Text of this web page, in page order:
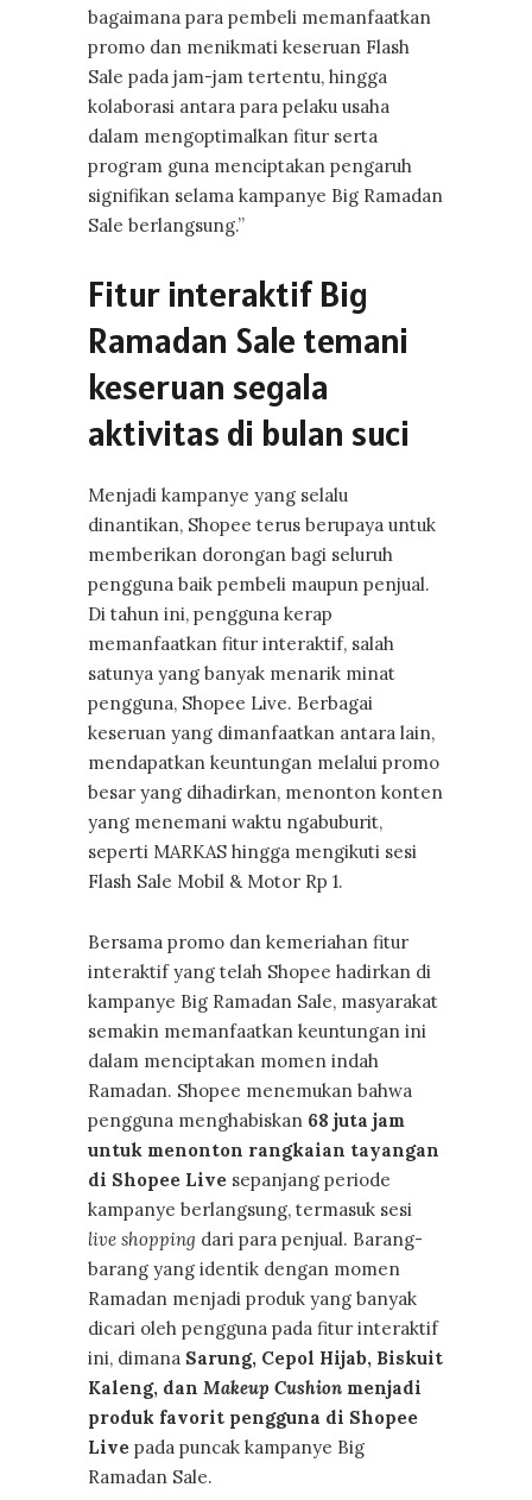
bagaimana para pembeli memanfaatkan
promo dan menikmati keseruan Flash
Sale pada jam-jam tertentu, hingga
kolaborasi antara para pelaku usaha
dalam mengoptimalkan fitur serta
program guna menciptakan pengaruh
signifikan selama kampanye Big Ramadan
Sale berlangsung.”
Fitur interaktif Big
Ramadan Sale temani
keseruan segala
aktivitas di bulan suci
Menjadi kampanye yang selalu
dinantikan, Shopee terus berupaya untuk
memberikan dorongan bagi seluruh
pengguna baik pembeli maupun penjual.
Di tahun ini, pengguna kerap
memanfaatkan fitur interaktif, salah
satunya yang banyak menarik minat
pengguna, Shopee Live. Berbagai
keseruan yang dimanfaatkan antara lain,
mendapatkan keuntungan melalui promo
besar yang dihadirkan, menonton konten
yang menemani waktu ngabuburit,
seperti MARKAS hingga mengikuti sesi
Flash Sale Mobil & Motor Rp 1.
Bersama promo dan kemeriahan fitur
interaktif yang telah Shopee hadirkan di
kampanye Big Ramadan Sale, masyarakat
semakin memanfaatkan keuntungan ini
dalam menciptakan momen indah
Ramadan. Shopee menemukan bahwa
pengguna menghabiskan 68 juta jam
untuk menonton rangkaian tayangan
di Shopee Live sepanjang periode
kampanye berlangsung, termasuk sesi
live shopping dari para penjual. Barang-
barang yang identik dengan momen
Ramadan menjadi produk yang banyak
dicari oleh pengguna pada fitur interaktif
ini, dimana Sarung, Cepol Hijab, Biskuit
Kaleng, dan Makeup Cushion menjadi
produk favorit pengguna di Shopee
Live pada puncak kampanye Big
Ramadan Sale.